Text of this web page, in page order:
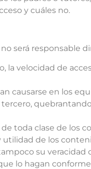
y cuáles no.
será responsable
la velocidad de
causarse en los
de toda clase de los
utilidad de los
su
lo hagan